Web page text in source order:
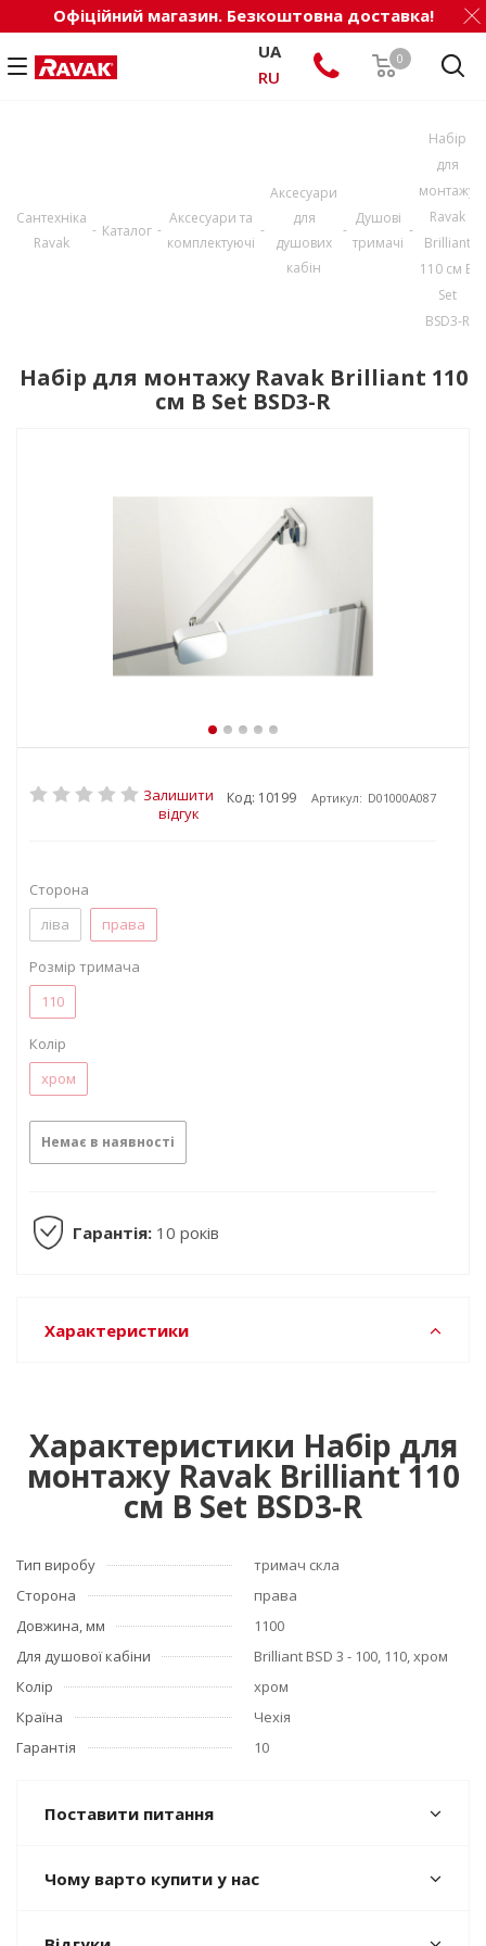
Офіційний магазин. Безкоштовна доставка!
0
UA
RU
Сантехніка
Ravak
- Каталог -
Аксесуари та
комплектуючі
-
Аксесуари
для
душових
кабін
-
Душові
тримачі
-
Набір
для
монтажу
Ravak
Brilliant
110 см B
Set
BSD3-R
Набір для монтажу Ravak Brilliant 110
см B Set BSD3-R
Залишити
відгук
Код: 10199 Артикул: D01000A087
Сторона
ліва
права
Розмір тримача
110
Колір
хром
Немає в наявності
Гарантія: 10 років
Характеристики
Характеристики Набір для
монтажу Ravak Brilliant 110
см B Set BSD3-R
Тип виробу
тримач скла
Сторона
права
Довжина, мм
1100
Для душової кабіни
Brilliant BSD 3 - 100, 110, хром
Колір
хром
Країна
Чехія
Гарантія
10
Поставити питання
Чому варто купити у нас